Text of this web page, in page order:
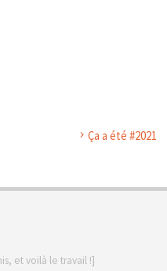
Ça a été #2021
et voilà le travail !]